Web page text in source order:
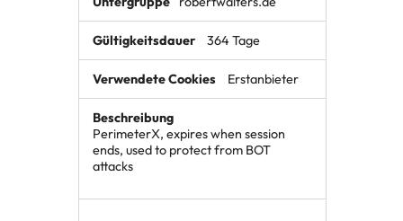
364 Tage
Erstanbieter
PerimeterX, expires when session
ends, used to protect from BOT
attacks